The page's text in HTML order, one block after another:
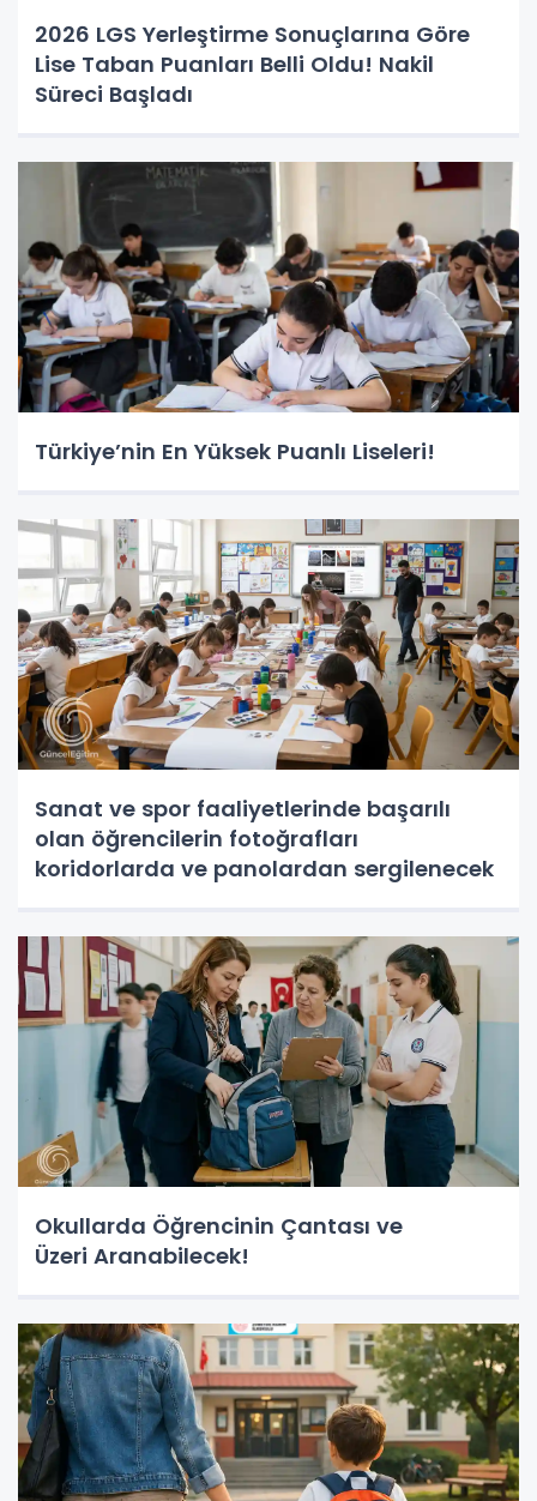
2026 LGS Yerleştirme Sonuçlarına Göre
Lise Taban Puanları Belli Oldu! Nakil
Süreci Başladı
Türkiye’nin En Yüksek Puanlı Liseleri!
Sanat ve spor faaliyetlerinde başarılı
olan öğrencilerin fotoğrafları
koridorlarda ve panolardan sergilenecek
Okullarda Öğrencinin Çantası ve
Üzeri Aranabilecek!